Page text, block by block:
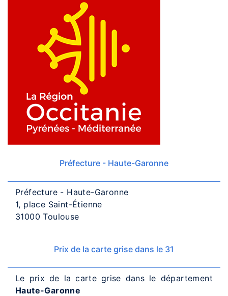
Préfecture - Haute-Garonne
Préfecture - Haute-Garonne
1, place Saint-Étienne
31000 Toulouse
Prix de la carte grise dans le 31
Le prix de la carte grise dans le département
Haute-Garonne